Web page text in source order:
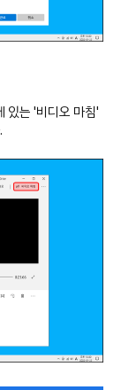
있는 '비디오 마침'